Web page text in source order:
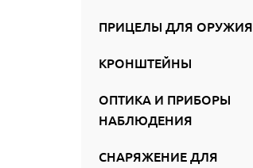
ПРИЦЕЛЫ ДЛЯ ОРУЖИЯ
КРОНШТЕЙНЫ
ОПТИКА И ПРИБОРЫ
НАБЛЮДЕНИЯ
СНАРЯЖЕНИЕ ДЛЯ